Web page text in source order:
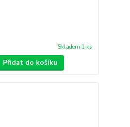
Skladem 1 ks
Přidat do košíku